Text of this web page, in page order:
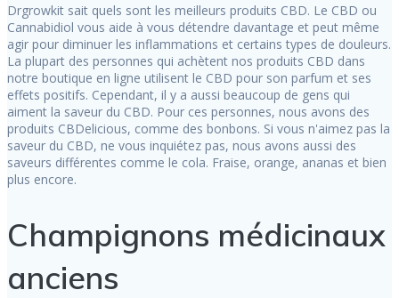
Drgrowkit sait quels sont les meilleurs produits CBD. Le CBD ou
Cannabidiol vous aide à vous détendre davantage et peut même
agir pour diminuer les inflammations et certains types de douleurs.
La plupart des personnes qui achètent nos produits CBD dans
notre boutique en ligne utilisent le CBD pour son parfum et ses
effets positifs. Cependant, il y a aussi beaucoup de gens qui
aiment la saveur du CBD. Pour ces personnes, nous avons des
produits CBDelicious, comme des bonbons. Si vous n'aimez pas la
saveur du CBD, ne vous inquiétez pas, nous avons aussi des
saveurs différentes comme le cola. Fraise, orange, ananas et bien
plus encore.
Champignons médicinaux
anciens